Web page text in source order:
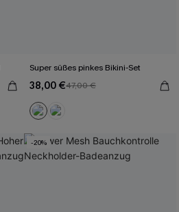
Super süßes pinkes Bikini-Set
38,00 €47,00 €
-20%